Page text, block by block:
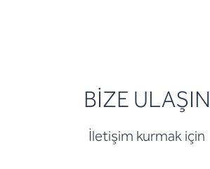
BİZE ULAŞIN
İletişim kurmak için